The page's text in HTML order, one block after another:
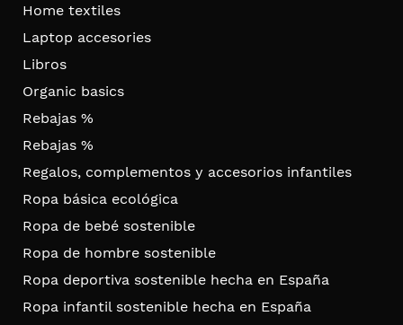
Home textiles
Laptop accesories
Libros
Organic basics
Rebajas %
Rebajas %
Regalos, complementos y accesorios infantiles
Ropa básica ecológica
Ropa de bebé sostenible
Ropa de hombre sostenible
Ropa deportiva sostenible hecha en España
Ropa infantil sostenible hecha en España